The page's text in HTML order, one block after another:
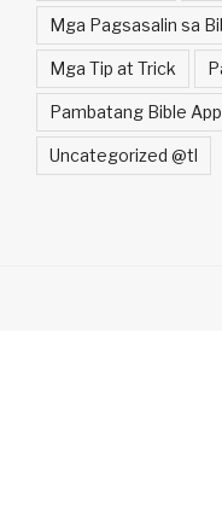
Mga Pagsasalin sa
Mga Tip at Trick
Pambatang Bible App
Uncategorized @tl